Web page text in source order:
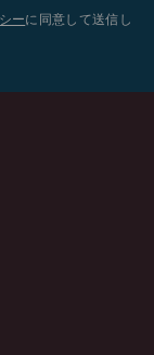
ーに同意して送信し